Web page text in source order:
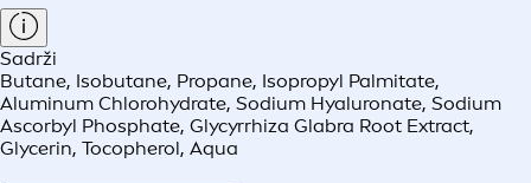
Sadrži
Butane, Isobutane, Propane, Isopropyl Palmitate,
Aluminum Chlorohydrate, Sodium Hyaluronate, Sodium
Ascorbyl Phosphate, Glycyrrhiza Glabra Root Extract,
Glycerin, Tocopherol, Aqua